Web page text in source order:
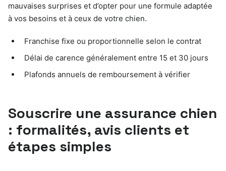
mauvaises surprises et d’opter pour une formule adaptée
à vos besoins et à ceux de votre chien.
Franchise fixe ou proportionnelle selon le contrat
Délai de carence généralement entre 15 et 30 jours
Plafonds annuels de remboursement à vérifier
Souscrire une assurance chien
: formalités, avis clients et
étapes simples